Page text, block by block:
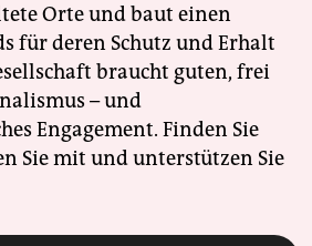
Orte und baut einen
für deren Schutz und Erhalt
braucht guten, frei
– und
Engagement. Finden Sie
Sie mit und unterstützen Sie